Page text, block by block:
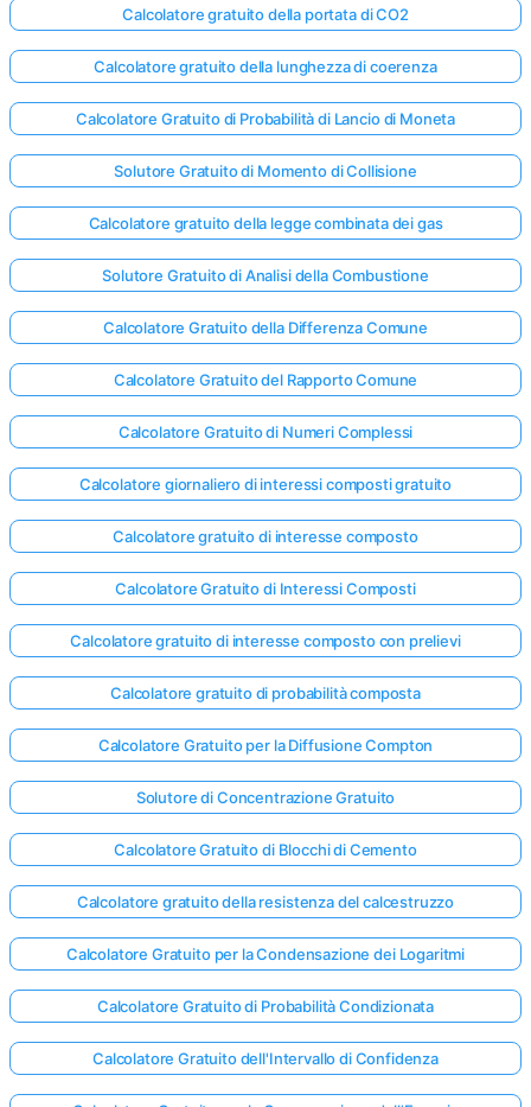
Calcolatore gratuito della portata di CO2
Calcolatore gratuito della lunghezza di coerenza
Calcolatore Gratuito di Probabilità di Lancio di Moneta
Solutore Gratuito di Momento di Collisione
Calcolatore gratuito della legge combinata dei gas
Solutore Gratuito di Analisi della Combustione
Calcolatore Gratuito della Differenza Comune
Calcolatore Gratuito del Rapporto Comune
Calcolatore Gratuito di Numeri Complessi
Calcolatore giornaliero di interessi composti gratuito
Calcolatore gratuito di interesse composto
Calcolatore Gratuito di Interessi Composti
Calcolatore gratuito di interesse composto con prelievi
Calcolatore gratuito di probabilità composta
Calcolatore Gratuito per la Diffusione Compton
Solutore di Concentrazione Gratuito
Calcolatore Gratuito di Blocchi di Cemento
Calcolatore gratuito della resistenza del calcestruzzo
Calcolatore Gratuito per la Condensazione dei Logaritmi
Calcolatore Gratuito di Probabilità Condizionata
Calcolatore Gratuito dell'Intervallo di Confidenza